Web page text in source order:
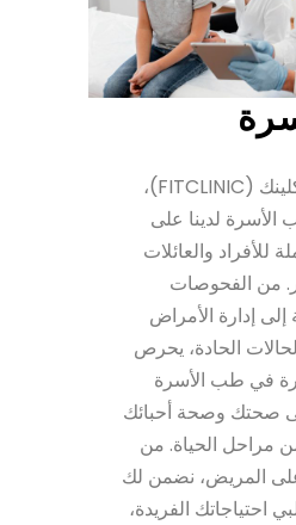
في عيادة فيت كلينك (FITCLINIC)،
لدينا على
للأفراد والعائلات
من الفحوصات
إلى إدارة الأمراض
الحادة، يحرص
في طب الأسرة
صحتك وصحة أحبائك
مراحل الحياة. من
المريض، نضمن لك
احتياجاتك الفريدة،